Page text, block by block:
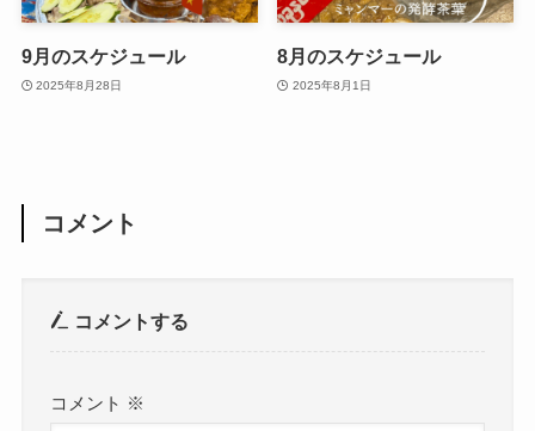
9月のスケジュール
2025年8月28日
8月のスケジュール
2025年8月1日
コメント
コメントする
コメント ※